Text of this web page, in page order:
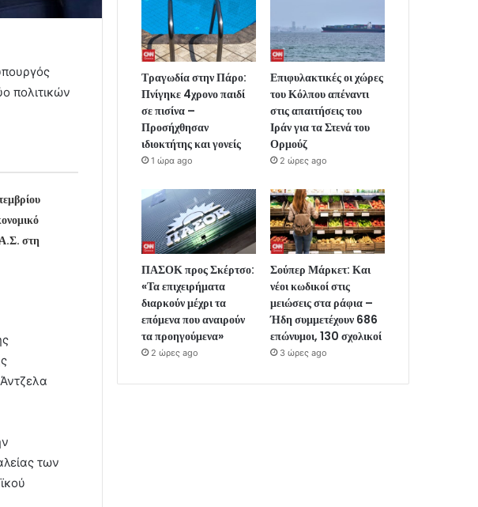
πολιτικών
στη
των
Τραγωδία στην Πάρο:
Πνίγηκε 4χρονο παιδί
σε πισίνα –
Προσήχθησαν
ιδιοκτήτης και γονείς
1 ώρα ago
Επιφυλακτικές οι χώρες
του Κόλπου απέναντι
στις απαιτήσεις του
Ιράν για τα Στενά του
Ορμούζ
2 ώρες ago
ΠΑΣΟΚ προς Σκέρτσο:
«Τα επιχειρήματα
διαρκούν μέχρι τα
επόμενα που αναιρούν
τα προηγούμενα»
2 ώρες ago
Σούπερ Μάρκετ: Και
νέοι κωδικοί στις
μειώσεις στα ράφια –
Ήδη συμμετέχουν 686
επώνυμοι, 130 σχολικοί
3 ώρες ago